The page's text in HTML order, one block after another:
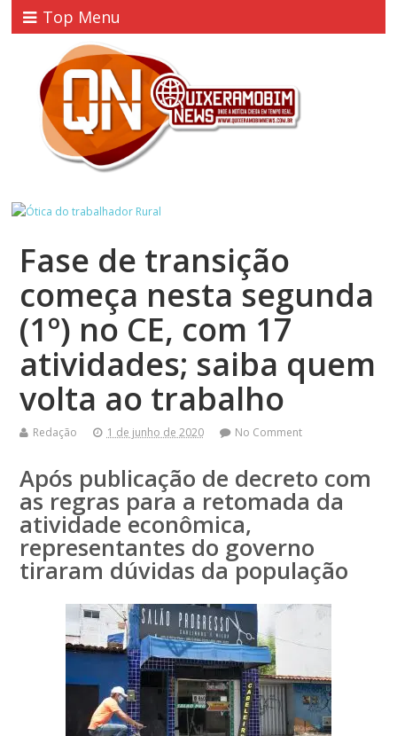
Top Menu
Fase de transição
começa nesta segunda
(1º) no CE, com 17
atividades; saiba quem
volta ao trabalho
Redação 1 de junho de 2020 No Comment
Após publicação de decreto com
as regras para a retomada da
atividade econômica,
representantes do governo
tiraram dúvidas da população